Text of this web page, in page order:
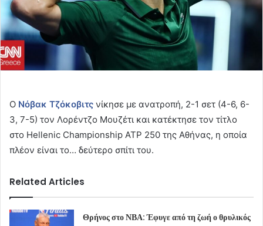
Ο Νόβακ Τζόκοβιτς νίκησε με ανατροπή, 2-1 σετ (4-6, 6-
3, 7-5) τον Λορέντζο Μουζέτι και κατέκτησε τον τίτλο
στο Hellenic Championship ATP 250 της Αθήνας, η οποία
πλέον είναι το… δεύτερο σπίτι του.
Related Articles
Θρήνος στο ΝΒΑ: Έφυγε από τη ζωή ο θρυλικός